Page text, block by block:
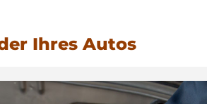
Ihres Autos